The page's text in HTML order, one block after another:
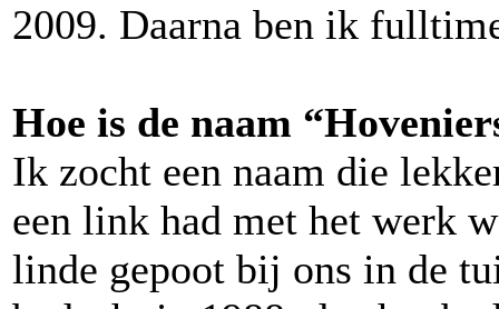
2009. Daarna ben ik
Hoe is de naam
Ik zocht een naam die
een link had met het werk
linde gepoot bij ons in de